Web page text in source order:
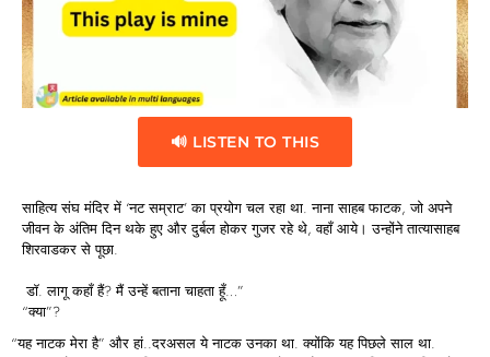
🔊 LISTEN TO THIS
साहित्य संघ मंदिर में ‘नट सम्राट’ का प्रयोग चल रहा था. नाना साहब फाटक, जो अपने
जीवन के अंतिम दिन थके हुए और दुर्बल होकर गुजर रहे थे, वहाँ आये। उन्होंने तात्यासाहब
शिरवाडकर से पूछा.
डॉ. लागू कहाँ हैं? मैं उन्हें बताना चाहता हूँ…”
“क्या”?
“यह नाटक मेरा है” और हां..दरअसल ये नाटक उनका था. क्योंकि यह पिछले साल था.